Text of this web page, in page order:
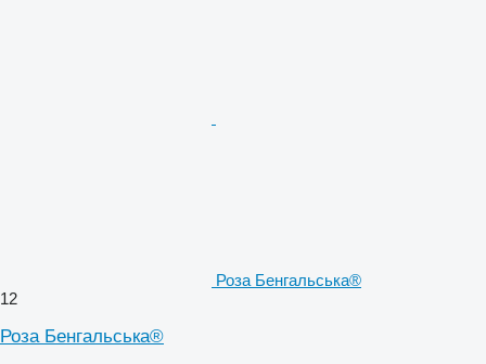
Роза Бенгальська®
12
Роза Бенгальська®